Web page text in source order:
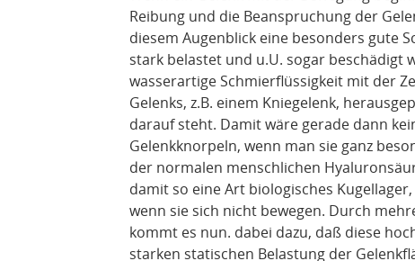
Reibung und die Beanspruchung der
diesem Augenblick eine besonders gute
stark belastet und u.U. sogar beschädigt
wasserartige Schmierflüssigkeit mit der
Gelenks, z.B. einem Kniegelenk,
darauf steht. Damit wäre gerade dann
Gelenkknorpeln, wenn man sie ganz
der normalen menschlichen
damit so eine Art biologisches
wenn sie sich nicht bewegen. Durch
kommt es nun. dabei dazu, daß diese
starken statischen Belastung der